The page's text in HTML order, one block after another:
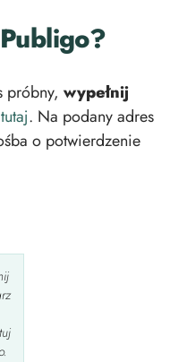
próbny, wypełnij
tutaj. Na podany adres
o potwierdzenie